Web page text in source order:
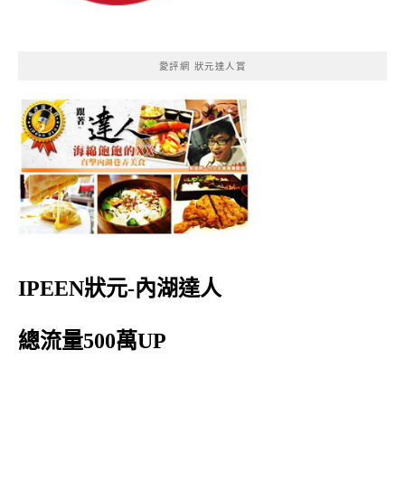
愛評網 狀元達人賞
IPEEN狀元-內湖達人
總流量500萬UP